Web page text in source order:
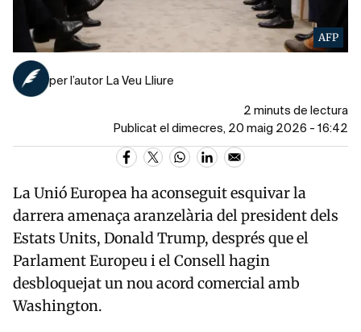
AFP
per l’autor La Veu Lliure
2 minuts de lectura
Publicat el dimecres, 20 maig 2026 - 16:42
La Unió Europea ha aconseguit esquivar la
darrera amenaça aranzelària del president dels
Estats Units, Donald Trump, després que el
Parlament Europeu i el Consell hagin
desbloquejat un nou acord comercial amb
Washington.